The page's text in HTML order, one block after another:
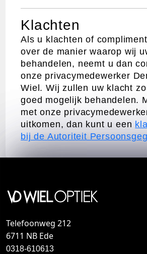
Klachten
Als u klachten of
over de manier waarop wij
behandelen, neemt u dan
onze privacymedewerker
Wiel. Wij zullen uw klacht
goed mogelijk behandelen.
met onze
uitkomen, dan kunt u een
bij de Autoriteit
Telefoonweg 212
6711 NB Ede
0318-610613